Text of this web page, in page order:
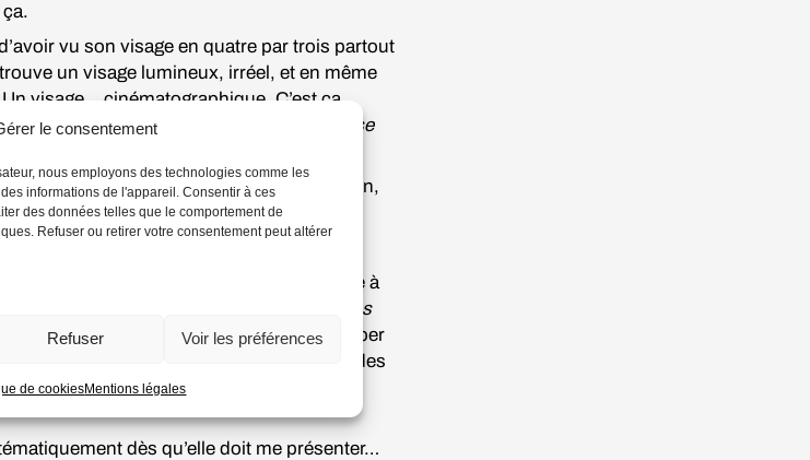
le consentement
nous employons des technologies comme les
informations de l'appareil. Consentir à ces
des données telles que le comportement de
Refuser ou retirer votre consentement peut altérer
Refuser Voir les préférences
de cookiesMentions légales
vu son visage en quatre par trois partout
un visage lumineux, irréel, et en même
visage… cinématographique. C’est ça,
type qui a tenu le rôle principal de
Danse
eurasienne aux lèvres couleur carmin,
l’air de direC’est qui celle-là ?
Elle travaille sur notre site web, nous aide à
sociaux… Depuis que le
New York Times
cartonne chez les jeunes, c’est devenu hyper
par ça. M’enfin, pas sûr que ce soient des
la profession de l’obsolescence
dès qu’elle doit me présenter…